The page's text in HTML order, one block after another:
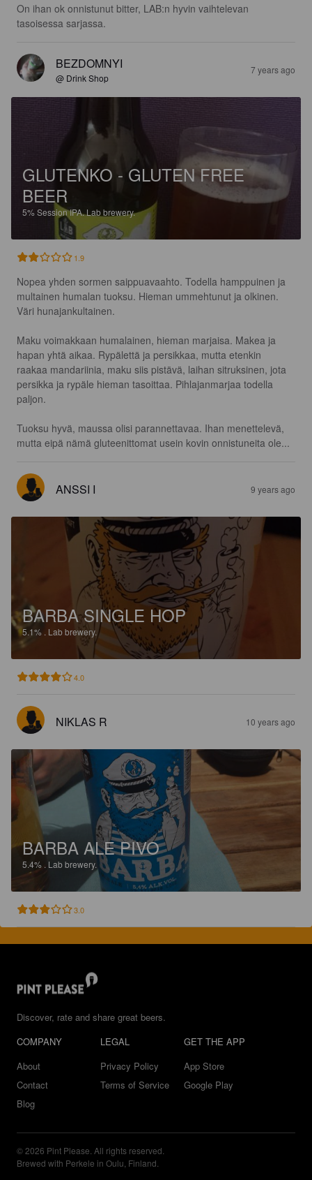
On ihan ok onnistunut bitter, LAB:n hyvin vaihtelevan
tasoisessa sarjassa.
BEZDOMNYI
@ Drink Shop
7 years ago
GLUTENKO - GLUTEN FREE
BEER
5%Session IPA.Lab brewery.
1.9
Nopea yhden sormen saippuavaahto. Todella hamppuinen ja
multainen humalan tuoksu. Hieman ummehtunut ja olkinen.
Väri hunajankultainen.
Maku voimakkaan humalainen, hieman marjaisa. Makea ja
hapan yhtä aikaa. Rypälettä ja persikkaa, mutta etenkin
raakaa mandariinia, maku siis pistävä, laihan sitruksinen, jota
persikka ja rypäle hieman tasoittaa. Pihlajanmarjaa todella
paljon.
Tuoksu hyvä, maussa olisi parannettavaa. Ihan menettelevä,
mutta eipä nämä gluteenittomat usein kovin onnistuneita ole...
ANSSI I 9 years ago
BARBA SINGLE HOP
5.1% . Lab brewery.
4.0
NIKLAS R 10 years ago
BARBA ALE PIVO
5.4% . Lab brewery.
3.0
Discover, rate and share great beers.
COMPANY
About
Contact
Blog
LEGAL
Privacy Policy
Terms of Service
GET THE APP
App Store
Google Play
© 2026 Pint Please. All rights reserved.
Brewed with Perkele in Oulu, Finland.